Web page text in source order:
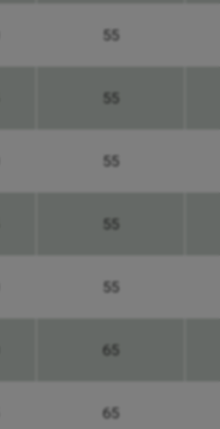
55
55
55
65
65